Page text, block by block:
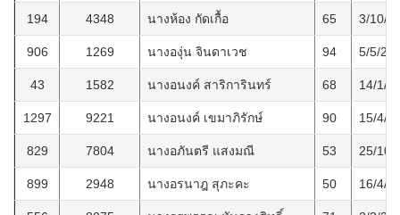
194 4348 นางห้อง กัดเกื้อ 65 3/10/
906 1269 นางองุ่น จินดาเวช 94 5/5/
43 1582 นางอนงค์ สาริการินทร์ 68 14/1/
1297 9221 นางอนงค์ เขมาภิรักษ์ 90 15/4/
829 7804 นางอภันตรี แสงมณี 53 25/10/
899 2948 นางอรนาฎ สุภะคะ 50 16/4/